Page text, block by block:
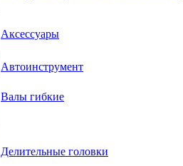
Аксессуары
Автоинструмент
Валы гибкие
Делительные головки